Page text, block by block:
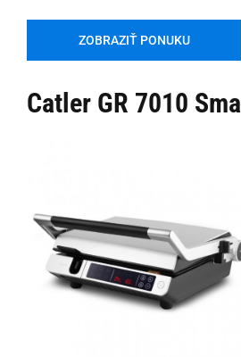
ZOBRAZIŤ PONUKU
Catler GR 7010